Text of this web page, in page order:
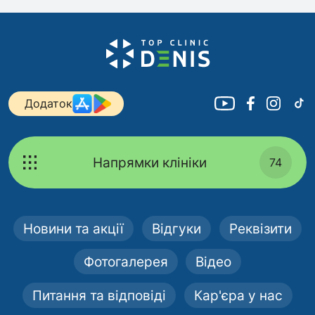
Додаток
Напрямки клініки 74
Новини та акції Відгуки Реквізити
Фотогалерея Відео
Питання та відповіді Кар'єра у нас